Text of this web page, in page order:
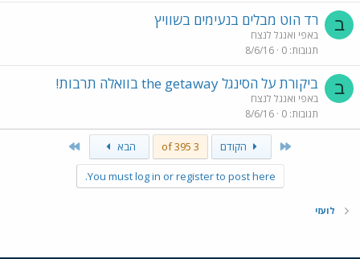
ב רד הוט מבלים בנעימים בשוויץ
באפי ואנגל לנצח
תגובות 0
8/6/16
ב ביקורת על הסינגל the getaway בוואלה תרבות!
באפי ואנגל לנצח
תגובות 0
8/6/16
First הקודם 3 of 395 הבא
You must log in or register to post here.
לועזי